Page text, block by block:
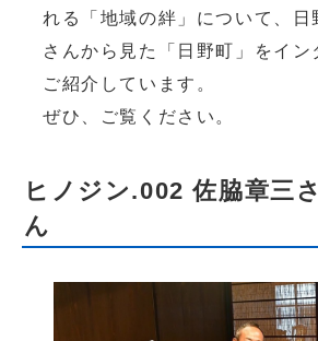
れる「地域の絆」について、
さんから見た「日野町」をイン
ご紹介しています。
ぜひ、ご覧ください。
ヒノジン.002 佐脇章三
ん